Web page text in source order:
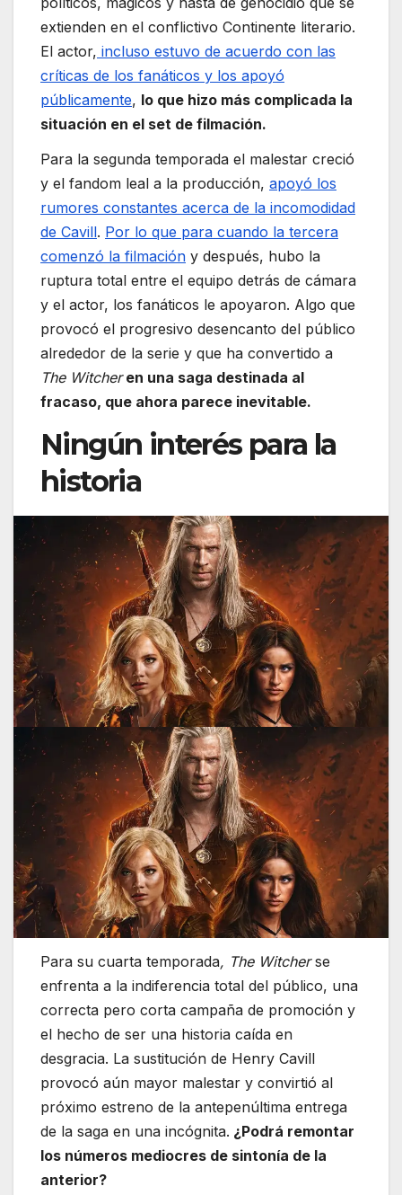
extienden en el conflictivo Continente literario.
El actor, incluso estuvo de acuerdo con las
críticas de los fanáticos y los apoyó
públicamente, lo que hizo más complicada la
situación en el set de filmación.
Para la segunda temporada el malestar creció
y el fandom leal a la producción, apoyó los
rumores constantes acerca de la incomodidad
de Cavill. Por lo que para cuando la tercera
comenzó la filmación y después, hubo la
ruptura total entre el equipo detrás de cámara
y el actor, los fanáticos le apoyaron. Algo que
provocó el progresivo desencanto del público
alrededor de la serie y que ha convertido a
The Witcheren una saga destinada al
fracaso, que ahora parece inevitable.
Ningún interés para la
historia
Para su cuarta temporada, The Witcherse
enfrenta a la indiferencia total del público, una
correcta pero corta campaña de promoción y
el hecho de ser una historia caída en
desgracia. La sustitución de Henry Cavill
provocó aún mayor malestar y convirtió al
próximo estreno de la antepenúltima entrega
de la saga en una incógnita. ¿Podrá remontar
los números mediocres de sintonía de la
anterior?